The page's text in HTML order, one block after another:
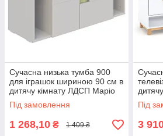
Сучасна низька тумба 900
для іграшок шириною 90 см в
дитячу кімнату ЛДСП Маріо
Світ Меблів кашемір + дуб
сонома
Під замовлення
1 268,10 ₴ 1 409 ₴
Стека
Під
3